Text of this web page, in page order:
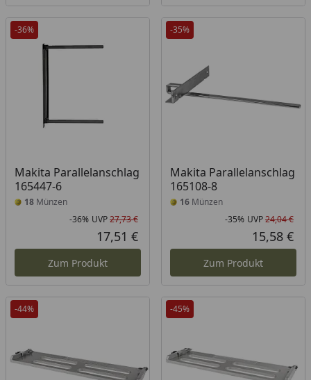
-36%
Makita Parallelanschlag
165447-6
18 Münzen
Rabatt in Prozent
-36%
Ursprünglicher Preis
UVP27,73 €
Aktueller Preis
17,51 €
Zum Produkt
-35%
Makita Parallelanschlag
165108-8
16Münzen
-35% UVP24,04 €
15,58 €
Zum Produkt
-44% -45%